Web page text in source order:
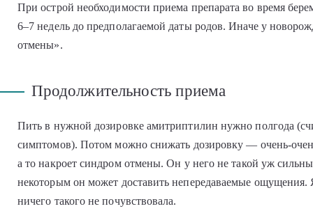
При острой необходимости приема препарата во время
6–7 недель до предполагаемой даты родов. Иначе у
отмены».
Продолжительность приема
Пить в нужной дозировке амитриптилин нужно полгода
симптомов). Потом можно снижать дозировку — очень-
а то накроет синдром отмены. Он у него не такой уж
некоторым он может доставить непередаваемые ощущения.
ничего такого не почувствовала.